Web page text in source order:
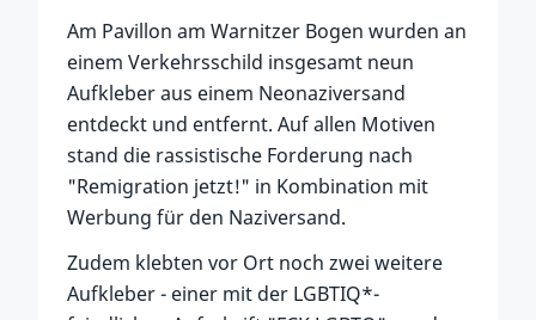
Am Pavillon am Warnitzer Bogen wurden an
einem Verkehrsschild insgesamt neun
Aufkleber aus einem Neonaziversand
entdeckt und entfernt. Auf allen Motiven
stand die rassistische Forderung nach
"Remigration jetzt!" in Kombination mit
Werbung für den Naziversand.
Zudem klebten vor Ort noch zwei weitere
Aufkleber - einer mit der LGBTIQ*-